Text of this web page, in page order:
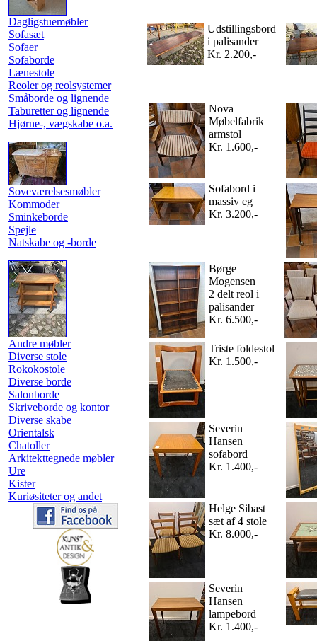
Dagligstuemøbler
Sofasæt
Sofaer
Sofaborde
Lænestole
Reoler og reolsystemer
Småborde og lignende
Taburetter og lignende
Hjørne-, vægskabe o.a.
Soveværelsesmøbler
Kommoder
Sminkeborde
Spejle
Natskabe og -borde
Andre møbler
Diverse stole
Rokokostole
Diverse borde
Salonborde
Skriveborde og kontor
Diverse skabe
Orientalsk
Chatoller
Arkitekttegnede møbler
Ure
Kister
Kuriøsiteter og andet
Udstillingsbord
i palisander
Kr. 2.200,-
Nova
Møbelfabrik
armstol
Kr. 1.600,-
Sofabord i
massiv eg
Kr. 3.200,-
Børge
Mogensen
2 delt reol i
palisander
Kr. 6.500,-
Triste foldestol
Kr. 1.500,-
Severin
Hansen
sofabord
Kr. 1.400,-
Helge Sibast
sæt af 4 stole
Kr. 8.000,-
Severin
Hansen
lampebord
Kr. 1.400,-